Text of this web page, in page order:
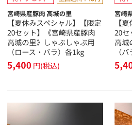
宮崎県産豚肉 高城の里
【夏休みスペシャル】【限定
20セット】《宮崎県産豚肉
高城の里》しゃぶしゃぶ用
（ロース・バラ）各1kg
5,400 円(税込)
宮崎
【
20セ
高城
（